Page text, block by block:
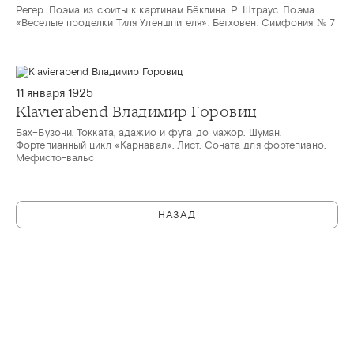
Регер. Поэма из сюиты к картинам Бёклина. Р. Штраус. Поэма
«Веселые проделки Тиля Уленшпигеля». Бетховен. Симфония № 7
11 января 1925
Klavierabend Владимир Горовиц
Бах–Бузони. Токката, адажио и фуга до мажор. Шуман.
Фортепианный цикл «Карнавал». Лист. Соната для фортепиано.
Мефисто-вальс
НАЗАД